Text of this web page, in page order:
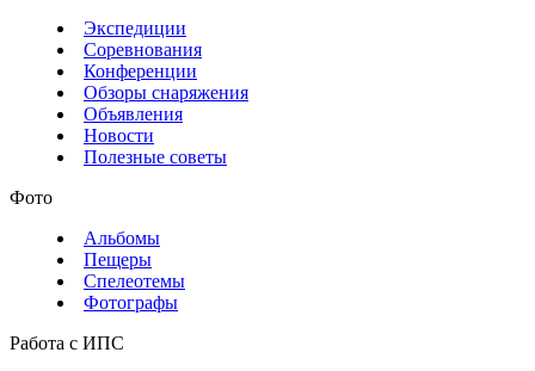
Экспедиции
Соревнования
Конференции
Обзоры снаряжения
Объявления
Новости
Полезные советы
Фото
Альбомы
Пещеры
Спелеотемы
Фотографы
Работа с ИПС